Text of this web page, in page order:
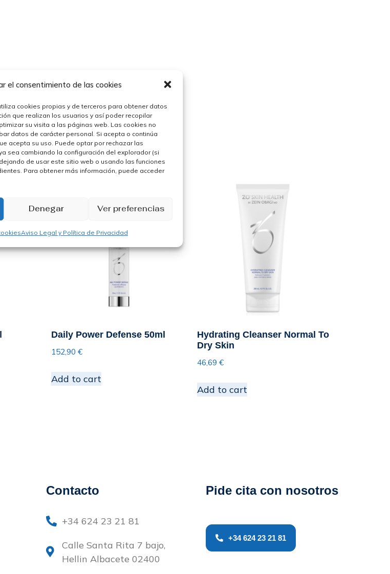
el consentimiento de las cookies
cookies propias y de terceros para obtener datos
que realizan los usuarios y así poder recopilar
su visita a las páginas web. Las cookies no
datos de carácter personal. Si acepta o continúa
acepta su uso. Puede optar por rechazar las
sea cambiando la configuración del explorador (si
de usar este sitio web o usando las funciones
Para obtener más información, puede acceder
Denegar Ver preferencias
Aviso Legal y Política de Privacidad
Daily Power Defense 50ml
152,90 €
Add to cart
Hydrating Cleanser Normal To
Dry Skin
46,69 €
Add to cart
Contacto
+34 624 23 21 81
Calle Santa Rita 7 bajo,
Hellin Albacete 02400
Pide cita con nosotros
+34 624 23 21 81